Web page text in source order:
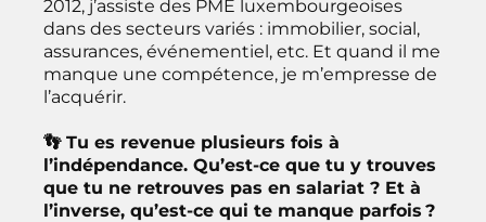
2012, j’assiste des PME luxembourgeoises
dans des secteurs variés : immobilier, social,
assurances, événementiel, etc. Et quand il me
manque une compétence, je m’empresse de
l’acquérir.
👣 Tu es revenue plusieurs fois à
l’indépendance. Qu’est-ce que tu y trouves
que tu ne retrouves pas en salariat ? Et à
l’inverse, qu’est-ce qui te manque parfois ?